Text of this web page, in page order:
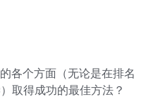
各个方面（无论是在排名
取得成功的最佳方法？